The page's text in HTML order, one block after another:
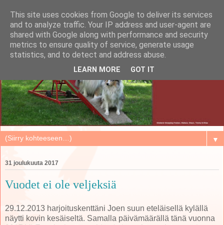
▼
31 joulukuuta 2017
Vuodet ei ole veljeksiä
29.12.2013 harjoituskenttäni Joen suun eteläisellä kylällä
näytti kovin kesäiseltä. Samalla päivämäärällä tänä vuonna
This site uses cookies from Google to deliver its services
and to analyze traffic. Your IP address and user-agent are
shared with Google along with performance and security
metrics to ensure quality of service, generate usage
statistics, and to detect and address abuse.
LEARN MORE GOT IT